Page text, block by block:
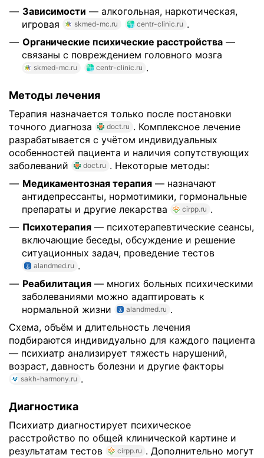
Зависимости — алкогольная, наркотическая,
игровая
skmed-mc.ru centr-clinic.ru .
Органические психические расстройства —
связаны с повреждением головного мозга
skmed-mc.ru centr-clinic.ru .
Методы лечения
Терапия назначается только после постановки
точного диагноза
doct.ru . Комплексное лечение
разрабатывается с учётом индивидуальных
особенностей пациента и наличия сопутствующих
заболеваний
doct.ru . Некоторые методы:
Медикаментозная терапия — назначают
антидепрессанты, нормотимики, гормональные
препараты и другие лекарства
cirpp.ru .
Психотерапия — психотерапевтические сеансы,
включающие беседы, обсуждение и решение
ситуационных задач, проведение тестов
alandmed.ru .
Реабилитация — многих больных психическими
заболеваниями можно адаптировать к
нормальной жизни
alandmed.ru .
Схема, объём и длительность лечения
подбираются индивидуально для каждого пациента
— психиатр анализирует тяжесть нарушений,
возраст, давность болезни и другие факторы
sakh-harmony.ru .
Диагностика
Психиатр диагностирует психическое
расстройство по общей клинической картине и
результатам тестов
cirpp.ru . Дополнительно могут